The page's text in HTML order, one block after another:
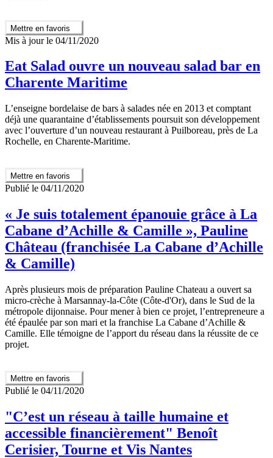
Mettre en favoris
Mis à jour le 04/11/2020
Eat Salad ouvre un nouveau salad bar en
Charente Maritime
L’enseigne bordelaise de bars à salades née en 2013 et comptant
déjà une quarantaine d’établissements poursuit son développement
avec l’ouverture d’un nouveau restaurant à Puilboreau, près de La
Rochelle, en Charente-Maritime.
Mettre en favoris
Publié le 04/11/2020
« Je suis totalement épanouie grâce à La
Cabane d’Achille & Camille », Pauline
Château (franchisée La Cabane d’Achille
& Camille)
Après plusieurs mois de préparation Pauline Chateau a ouvert sa
micro-crèche à Marsannay-la-Côte (Côte-d'Or), dans le Sud de la
métropole dijonnaise. Pour mener à bien ce projet, l’entrepreneure a
été épaulée par son mari et la franchise La Cabane d’Achille &
Camille. Elle témoigne de l’apport du réseau dans la réussite de ce
projet.
Mettre en favoris
Publié le 04/11/2020
"C’est un réseau à taille humaine et
accessible financièrement" Benoît
Cerisier, Tourne et Vis Nantes